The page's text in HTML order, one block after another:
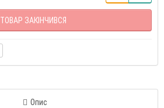
ТОВАР ЗАКІНЧИВСЯ
Опис